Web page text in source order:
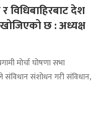
विधिबाहिरबाट देश
छ : अध्यक्ष
मोर्चा घोषणा सभा
संविधान संशोधन गरी संविधान,